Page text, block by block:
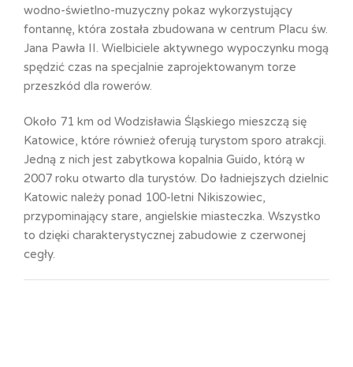
wodno-świetlno-muzyczny pokaz wykorzystujący
fontannę, która została zbudowana w centrum Placu św.
Jana Pawła II. Wielbiciele aktywnego wypoczynku mogą
spędzić czas na specjalnie zaprojektowanym torze
przeszkód dla rowerów.
Około 71 km od Wodzisławia Śląskiego mieszczą się
Katowice, które również oferują turystom sporo atrakcji.
Jedną z nich jest zabytkowa kopalnia Guido, którą w
2007 roku otwarto dla turystów. Do ładniejszych dzielnic
Katowic należy ponad 100-letni Nikiszowiec,
przypominający stare, angielskie miasteczka. Wszystko
to dzięki charakterystycznej zabudowie z czerwonej
cegły.